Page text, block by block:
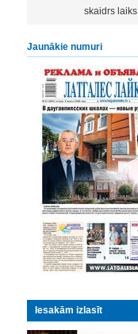
skaidrs laiks
Jaunākie numuri
Iesakām izlasīt